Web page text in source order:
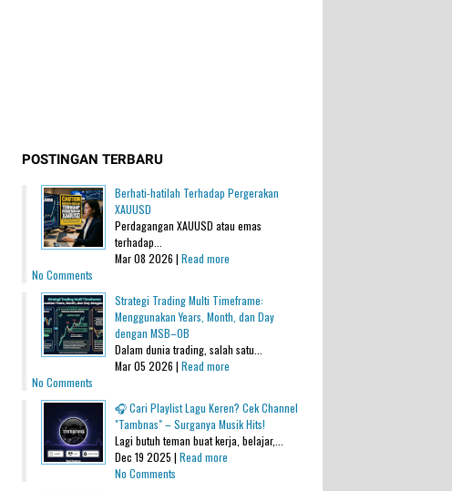
POSTINGAN TERBARU
Berhati-hatilah Terhadap Pergerakan
XAUUSD
Perdagangan XAUUSD atau emas
terhadap...
Mar 08 2026 | Read more
No Comments
Strategi Trading Multi Timeframe:
Menggunakan Years, Month, dan Day
dengan MSB–OB
Dalam dunia trading, salah satu...
Mar 05 2026 | Read more
No Comments
🎧 Cari Playlist Lagu Keren? Cek Channel
"Tambnas" – Surganya Musik Hits!
Lagi butuh teman buat kerja, belajar,...
Dec 19 2025 | Read more
No Comments